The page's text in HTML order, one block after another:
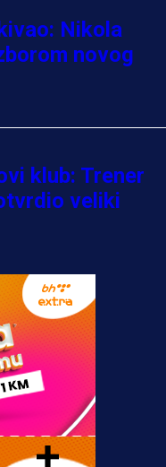
Nikola
novog
klub: Trener
veliki
pravi